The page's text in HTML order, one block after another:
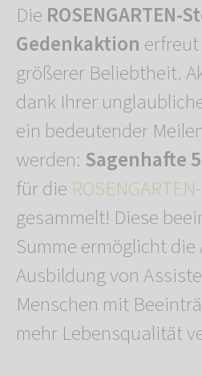
Die ROSENGARTEN-
Gedenkaktion
größerer Beliebtheit.
dank Ihrer
ein bedeutender
werden: Sagenhafte
für die
gesammelt! Diese
Summe ermöglicht
Ausbildung von
Menschen mit
mehr Lebensqualität